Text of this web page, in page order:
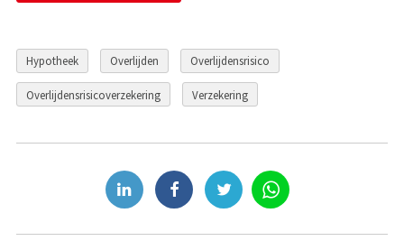
Hypotheek Overlijden Overlijdensrisico
Overlijdensrisicoverzekering Verzekering